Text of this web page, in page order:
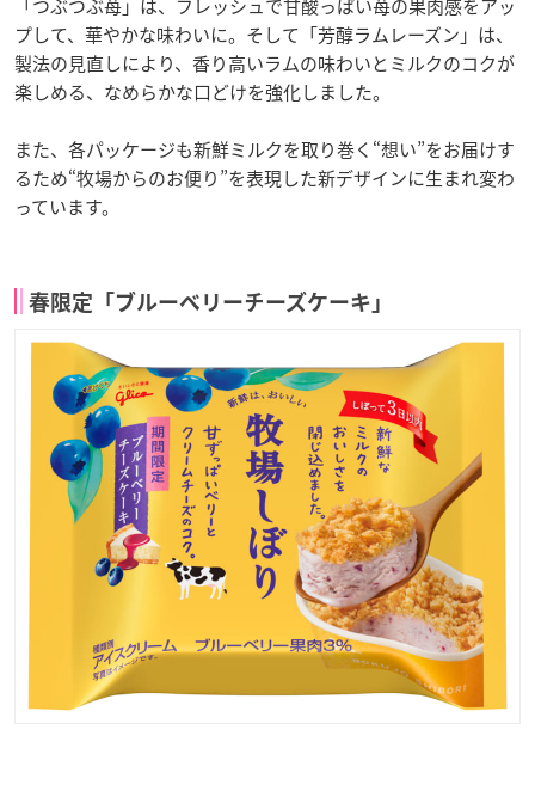
「つぶつぶ苺」は、フレッシュで甘酸っぱい苺の果肉感をアッ
プして、華やかな味わいに。そして「芳醇ラムレーズン」は、
製法の見直しにより、香り高いラムの味わいとミルクのコクが
楽しめる、なめらかな口どけを強化しました。
また、各パッケージも新鮮ミルクを取り巻く“想い”をお届けす
るため“牧場からのお便り”を表現した新デザインに生まれ変わ
っています。
春限定「ブルーベリーチーズケーキ」